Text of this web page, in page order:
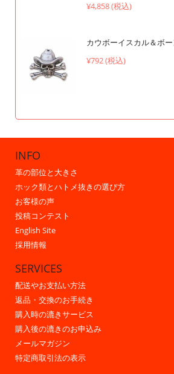
¥4,858 (税込)
カウボーイスカル＆ボ
¥792 (税込)
INFO
革の部位と大きさ
ホック類とハトメ抜きの選び方
お客様の声
投稿コンテスト
English Site
採用情報
SERVICES
配送やお支払い方法
返品・交換のお手続き
購入時の漉きサービス
購入後の漉きのお申込み
メールマガジン
特定商取引法の表示